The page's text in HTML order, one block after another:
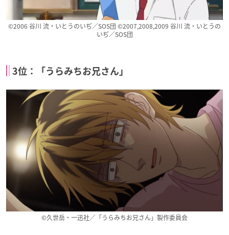
群れなせ！シートン
獅子野キング
文豪とアルケミス
坂口安吾 猫さま
真・中華一番！
スタンドマイヒーロ
ーズ PIECE OF TR
UTH
青山樹
食戟のソーマ 神ノ皿
©2006 谷川 流・いとうのいぢ／SOS団 ©2007,2008,2009 谷川 流・いとうの
いぢ／SOS団
3位：「うらみちお兄さん」
©久世岳・一迅社／「うらみちお兄さん」製作委員会